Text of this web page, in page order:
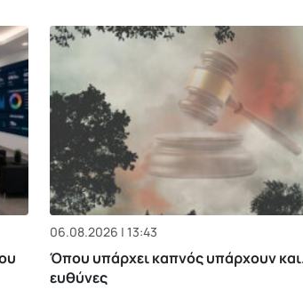
06.08.2026 | 13:43
Όπου υπάρχει καπνός υπάρχουν
ευθύνες